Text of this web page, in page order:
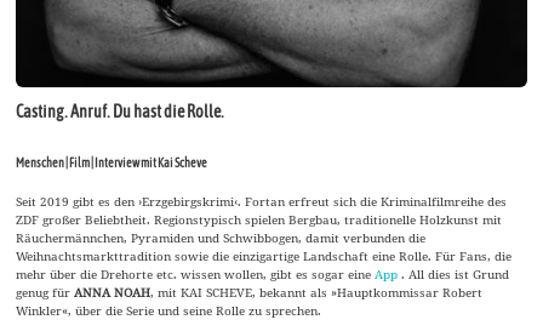
Casting. Anruf. Du hast die Rolle.
Menschen | Film | Interview mit Kai Scheve
Seit 2019 gibt es den ›Erzgebirgskrimi‹. Fortan erfreut sich die Kriminalfilmreihe des
ZDF großer Beliebtheit. Regionstypisch spielen Bergbau, traditionelle Holzkunst mit
Räuchermännchen, Pyramiden und Schwibbogen, damit verbunden die
Weihnachtsmarkttradition sowie die einzigartige Landschaft eine Rolle. Für Fans, die
mehr über die Drehorte etc. wissen wollen, gibt es sogar eineApp. All dies ist Grund
genug fürANNA NOAH, mit KAI SCHEVE, bekannt als »Hauptkommissar Robert
Winkler«, über die Serie und seine Rolle zu sprechen.